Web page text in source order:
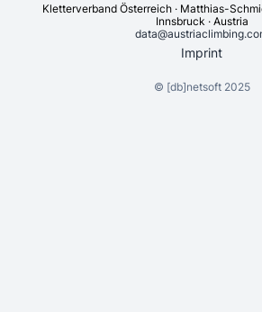
Kletterverband Österreich · Matthias-
Innsbruck · Austria
Imprint
© [db]netsoft2025